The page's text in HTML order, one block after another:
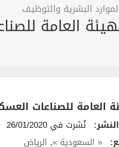
البشرية والتوظيف
العامة
العامة للصناعات
نُشرت في 26/01/2020
« السعودية », الرياض